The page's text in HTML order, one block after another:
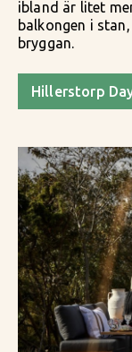
ibland är litet
balkongen i
bryggan.
Hillerstorp